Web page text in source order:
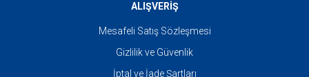
ALIŞVERİŞ
Mesafeli Satış Sözleşmesi
Gizlilik ve Güvenlik
İptal ve İade Şartları